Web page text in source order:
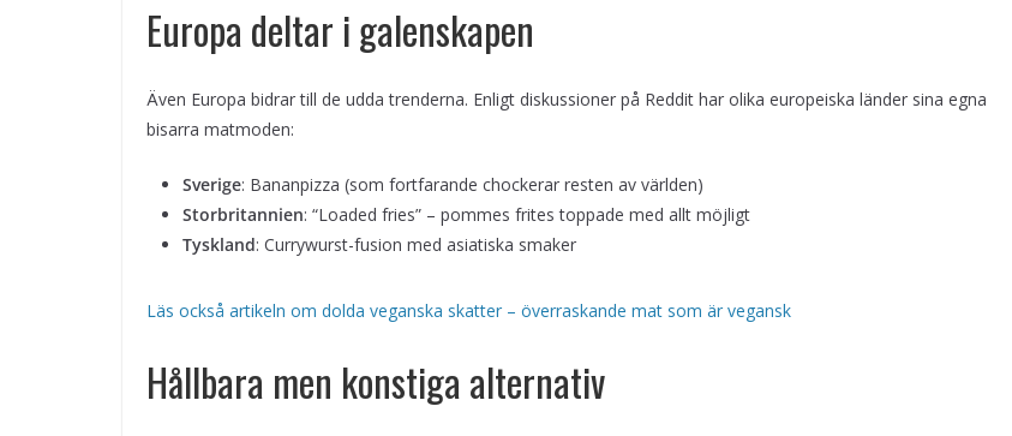
Europa deltar i galenskapen
Även Europa bidrar till de udda trenderna. Enligt diskussioner på Reddit har olika europeiska länder sina egna
bisarra matmoden:
Sverige: Bananpizza (som fortfarande chockerar resten av världen)
Storbritannien: “Loaded fries” – pommes frites toppade med allt möjligt
Tyskland: Currywurst-fusion med asiatiska smaker
Läs också artikeln om dolda veganska skatter – överraskande mat som är vegansk
Hållbara men konstiga alternativ